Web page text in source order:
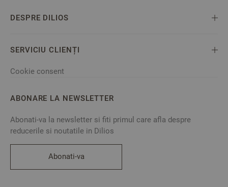
DESPRE DILIOS
SERVICIU CLIENȚI
Cookie consent
ABONARE LA NEWSLETTER
Abonati-va la newsletter si fiti primul care afla despre
reducerile si noutatile in Dilios
Abonati-va